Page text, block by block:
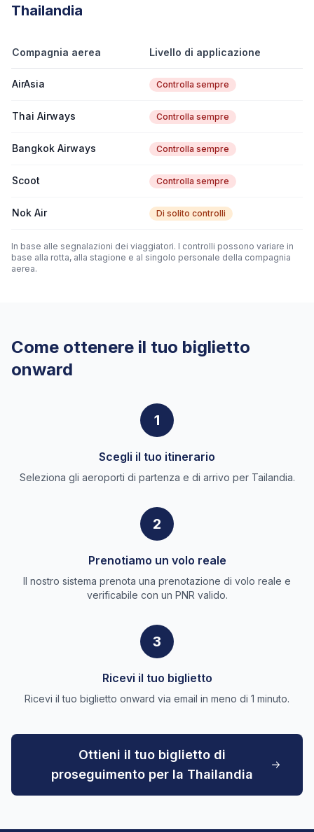
Thailandia
Compagnia aerea Livello di applicazione
AirAsia Controlla sempre
Thai Airways Controlla sempre
Bangkok Airways Controlla sempre
Scoot Controlla sempre
Nok Air Di solito controlli
In base alle segnalazioni dei viaggiatori. I controlli possono variare in
base alla rotta, alla stagione e al singolo personale della compagnia
aerea.
Come ottenere il tuo biglietto
onward
1
Scegli il tuo itinerario
Seleziona gli aeroporti di partenza e di arrivo per Tailandia.
2
Prenotiamo un volo reale
Il nostro sistema prenota una prenotazione di volo reale e
verificabile con un PNR valido.
3
Ricevi il tuo biglietto
Ricevi il tuo biglietto onward via email in meno di 1 minuto.
Ottieni il tuo biglietto di
proseguimento per la Thailandia